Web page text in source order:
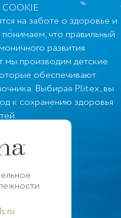
на заботе о здоровье и
что правильный
развития
мы производим детские
обеспечивают
Выбирая Plitex, вы
к сохранению здоровья